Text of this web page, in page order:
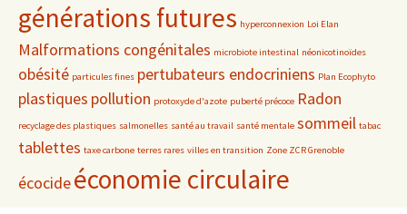
générations futures hyperconnexion Loi Elan
Malformations congénitales microbiote intestinal néonicotinoïdes
obésité particules fines pertubateurs endocriniens Plan Ecophyto
plastiques pollution protoxyde d'azote puberté précoce Radon
recyclage des plastiques salmonelles santé au travail santé mentale sommeil tabac
tablettes taxe carbone terres rares villes en transition Zone ZCR Grenoble
écocideéconomie circulaire